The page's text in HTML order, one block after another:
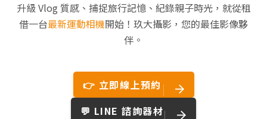
升級 Vlog 質感、捕捉旅行記憶、紀錄親子時光，就從租
借一台最新運動相機開始！玖大攝影，您的最佳影像夥
伴。
👉 立即線上預約
💬 LINE 諮詢器材